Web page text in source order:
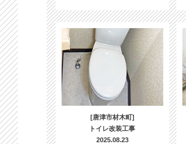
[唐津市材木町]
トイレ改装工事
2025.08.23